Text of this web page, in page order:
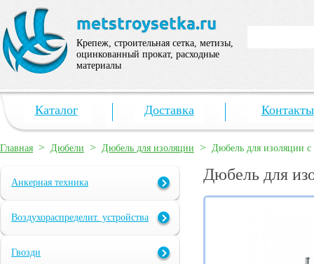
Крепеж, строительная сетка, метизы,
оцинкованный прокат, расходные
материалы
Каталог Доставка Контакты
Главная > Дюбели > Дюбель для изоляции > Дюбель для изоляции
Анкерная техника
Воздухораспределит. устройства
Гвозди
Дюбель для